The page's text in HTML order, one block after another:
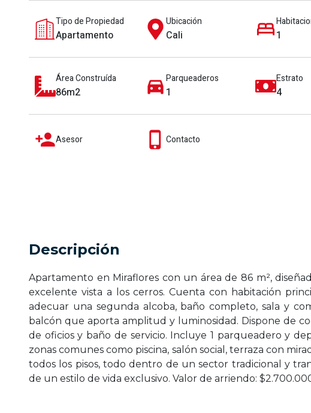
Tipo de Propiedad
Apartamento
Ubicación
Cali 1
Área Construída
86m2
Parqueaderos
1
Estrato
4
Asesor Contacto
Descripción
Apartamento en Miraflores con un área de 86 m²,
excelente vista a los cerros. Cuenta con habitación
adecuar una segunda alcoba, baño completo, sala y
balcón que aporta amplitud y luminosidad. Dispone de
de oficios y baño de servicio. Incluye 1 parqueadero y
zonas comunes como piscina, salón social, terraza con
todos los pisos, todo dentro de un sector tradicional y
de un estilo de vida exclusivo. Valor de arriendo: